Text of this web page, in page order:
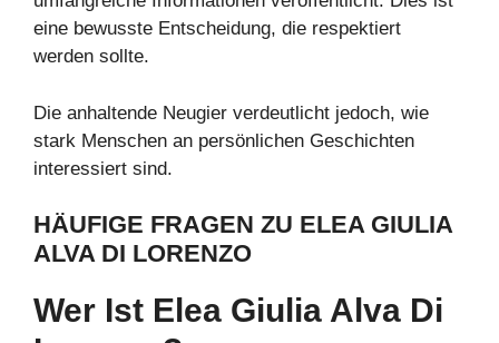
eine bewusste Entscheidung, die respektiert
werden sollte.
Die anhaltende Neugier verdeutlicht jedoch, wie
stark Menschen an persönlichen Geschichten
interessiert sind.
HÄUFIGE FRAGEN ZU ELEA GIULIA
ALVA DI LORENZO
Wer Ist Elea Giulia Alva Di